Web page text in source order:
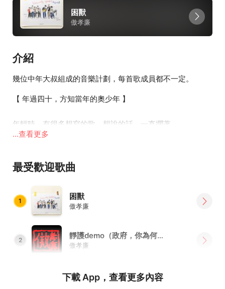
困獸
傲孝廉
介紹
幾位中年大叔組成的音樂計劃，每首歌成員都不一定。
【 年過四十，方知當年的奧少年 】
年輕時，有很多想寫的歌，想說的話，一直擱著。
完。
事隔多年，重新打開抽屜，看看這些心裡的筆記，突然懂了
很多。包括現在才獲得的，以及已經永遠失去的。
年過四十，方知當年的奧少年。
...查看更多
最受歡迎歌曲
1 困獸
傲孝廉
2 靜護demo（政府，你為何什麼都要麻煩我？）
傲孝廉
下載 App，查看更多內容